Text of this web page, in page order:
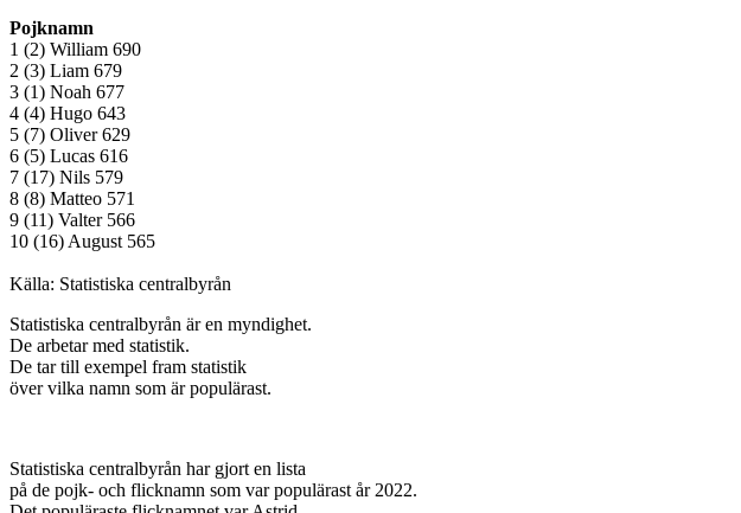
Pojknamn
1 (2) William 690
2 (3) Liam 679
3 (1) Noah 677
4 (4) Hugo 643
5 (7) Oliver 629
6 (5) Lucas 616
7 (17) Nils 579
8 (8) Matteo 571
9 (11) Valter 566
10 (16) August 565
Källa: Statistiska centralbyrån
Statistiska centralbyrån är en myndighet.
De arbetar med statistik.
De tar till exempel fram statistik
över vilka namn som är populärast.
Statistiska centralbyrån har gjort en lista
på de pojk- och flicknamn som var populärast år 2022.